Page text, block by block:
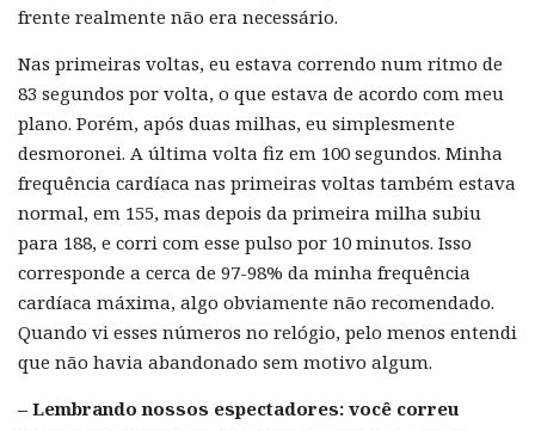
frente realmente não era necessário.
Nas primeiras voltas, eu estava correndo num ritmo de
83 segundos por volta, o que estava de acordo com meu
plano. Porém, após duas milhas, eu simplesmente
desmoronei. A última volta fiz em 100 segundos. Minha
frequência cardíaca nas primeiras voltas também estava
normal, em 155, mas depois da primeira milha subiu
para 188, e corri com esse pulso por 10 minutos. Isso
corresponde a cerca de 97-98% da minha frequência
cardíaca máxima, algo obviamente não recomendado.
Quando vi esses números no relógio, pelo menos entendi
que não havia abandonado sem motivo algum.
– Lembrando nossos espectadores: você correu